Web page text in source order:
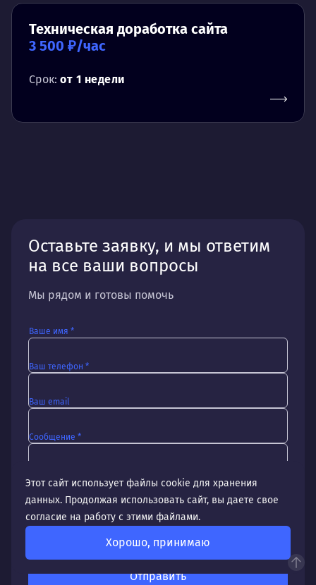
Техническая доработка сайта
3 500 ₽/час
Срок: от 1 недели
Оставьте заявку, и мы ответим
на все ваши вопросы
Мы рядом и готовы помочь
Ваше имя *
Ваш телефон *
Ваш email
Сообщение *
Прикрепить файл
политикой обработки персональных данных
Отправить
Этот сайт использует файлы cookie для хранения
данных. Продолжая использовать сайт, вы даете свое
согласие на работу с этими файлами.
Хорошо, принимаю